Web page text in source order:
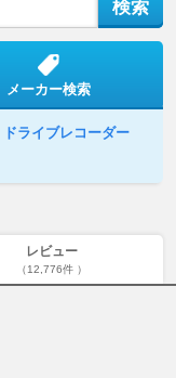
メーカー検索
ドライブレコーダー
レビュー
（12,776件 ）